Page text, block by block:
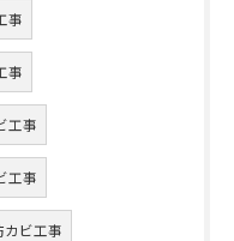
事
事
工事
工事
カビ工事